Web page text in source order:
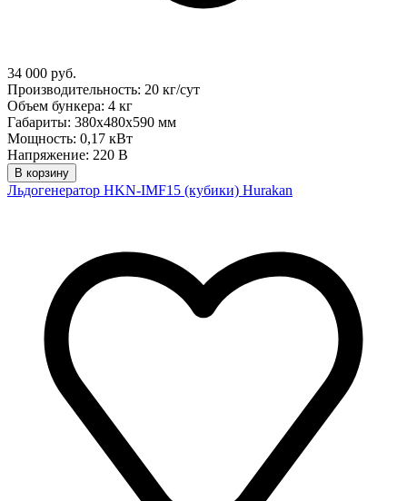
34 000 руб.
Производительность: 20 кг/сут
Объем бункера: 4 кг
Габариты: 380х480х590 мм
Мощность: 0,17 кВт
Напряжение: 220 В
В корзину
Льдогенератор HKN-IMF15 (кубики) Hurakan